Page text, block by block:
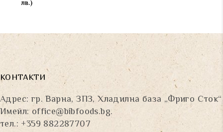
лв.)
КОНТАКТИ
Адрес: гр. Варна, ЗПЗ, Хладилна база „Фриго Сток“
Имейл: office@bibfoods.bg.
тел.: +359 882287707